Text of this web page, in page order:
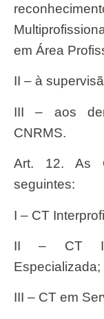
em Área
II – à
III – aos demais assuntos de pauta da
CNRMS.
Art. 12. As Câmaras Técnicas serão as
seguintes:
I – CT
II – CT Interprofissional de Atenção
Especializada;
III – CT em